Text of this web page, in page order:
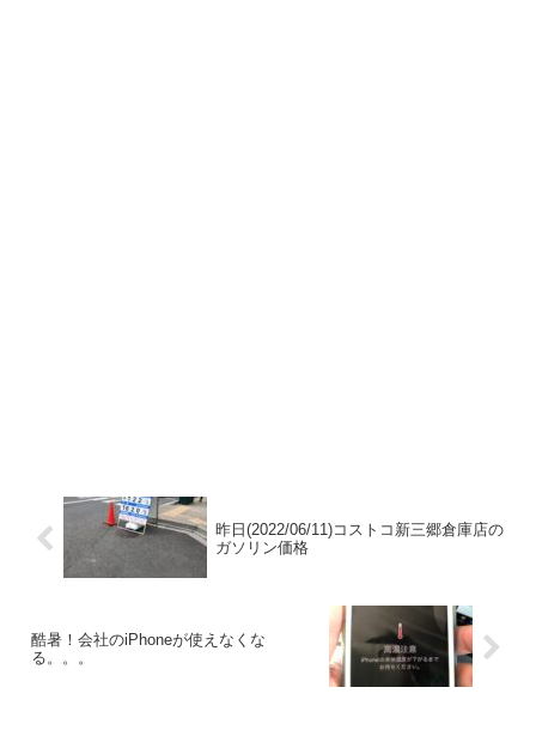
昨日(2022/06/11)コストコ新三郷倉庫店の
ガソリン価格
酷暑！会社のiPhoneが使えなくな
る。。。